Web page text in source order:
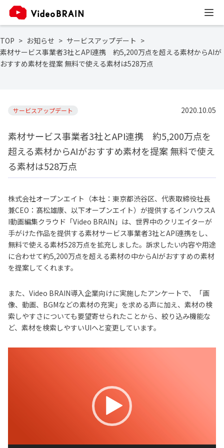
TOP お知らせ
サービスアップデート
素材サービス事業者3社とAPI連携 約5,200万点を超える素材からAIが
おすすめ素材を提案 無料で使える素材は528万点
サービスアップデート 2020.10.05
素材サービス事業者3社とAPI連携 約5,200万点を
超える素材からAIがおすすめ素材を提案 無料で使え
る素材は528万点
株式会社オープンエイト（本社：東京都渋谷区、代表取締役社長
兼CEO：髙松雄康、以下オープンエイト）が提供するインハウスA
I動画編集クラウド「Video BRAIN」は、世界中のクリエイターが
手がけた作品を提供する素材サービス事業者3社とAPI連携をし、
無料で使える素材528万点を拡充しました。訴求したい内容や用途
に合わせて約5,200万点を超える素材の中からAIがおすすめの素材
を提案してくれます。
また、Video BRAIN導入企業向けに実施したアンケートで、「画
像、動画、BGMなどの素材の充実」を求める声に加え、素材の検
索しやすさについても要望寄せられたことから、絞り込み機能な
ど、素材を検索しやすいUIへと変更しています。